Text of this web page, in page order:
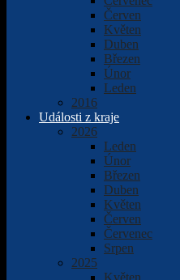
Červen
Květen
Duben
Březen
Únor
Leden
2016
Události z kraje
2026
Leden
Únor
Březen
Duben
Květen
Červen
Červenec
Srpen
2025
Květen